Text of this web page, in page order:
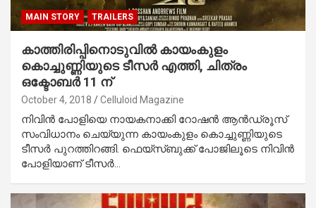
MAIN STORY TRAILERS
കാത്തിരിപ്പിനൊടുവില്‍ കായംകുളം
കൊച്ചുണ്ണിയുടെ ടീസര്‍ എത്തി, ചിത്രം
ഒക്ടോബര്‍ 11 ന്‌
October 4, 2018 Celluloid Magazine
നിവിന്‍ പോളിയെ നായകനാക്കി റോഷന്‍ ആന്‍ഡ്രൂസ്
സംവിധാനം ചെയ്യുന്ന കായംകുളം കൊച്ചുണ്ണിയുടെ
ടീസര്‍ പുറത്തിറങ്ങി. ഫെയ്‌സ്ബുക്ക് പോജിലൂടെ നിവിന്‍
പോളിയാണ് ടീസര്‍…